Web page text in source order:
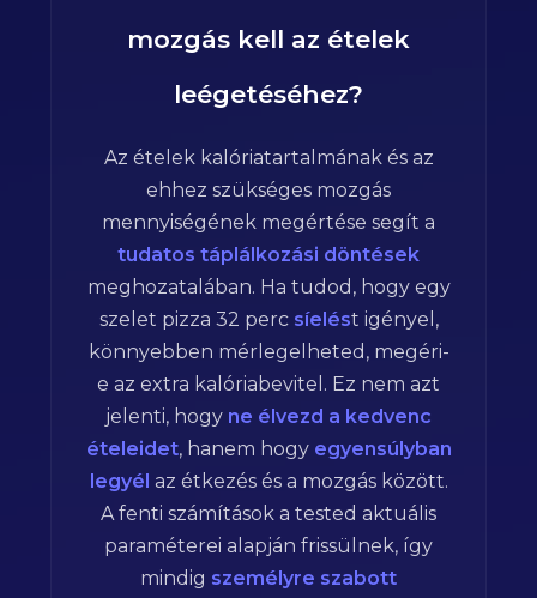
mozgás kell az ételek
leégetéséhez?
Az ételek kalóriatartalmának és az
ehhez szükséges mozgás
mennyiségének megértése segít a
tudatos táplálkozási döntések
meghozatalában. Ha tudod, hogy egy
szelet pizza 32 perc síelést igényel,
könnyebben mérlegelheted, megéri-
e az extra kalóriabevitel. Ez nem azt
jelenti, hogy ne élvezd a kedvenc
ételeidet, hanem hogy egyensúlyban
legyél az étkezés és a mozgás között.
A fenti számítások a tested aktuális
paraméterei alapján frissülnek, így
mindig személyre szabott